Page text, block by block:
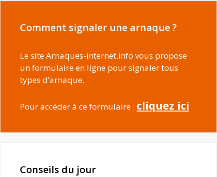
Comment signaler une arnaque ?
Le site Arnaques-internet.info vous propose
un formulaire en ligne pour signaler tous
types d’arnaque.
Pour accéder à ce formulaire : cliquez ici
Conseils du jour